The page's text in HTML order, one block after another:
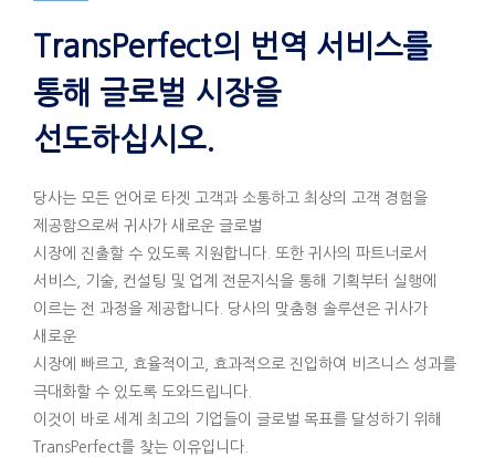
TransPerfect의 번역 서비스를
통해 글로벌 시장을
선도하십시오.
당사는 모든 언어로 타겟 고객과 소통하고 최상의 고객 경험을
제공함으로써 귀사가 새로운 글로벌
시장에 진출할 수 있도록 지원합니다. 또한 귀사의 파트너로서
서비스, 기술, 컨설팅 및 업계 전문지식을 통해 기획부터 실행에
이르는 전 과정을 제공합니다. 당사의 맞춤형 솔루션은 귀사가
새로운
시장에 빠르고, 효율적이고, 효과적으로 진입하여 비즈니스 성과를
극대화할 수 있도록 도와드립니다.
이것이 바로 세계 최고의 기업들이 글로벌 목표를 달성하기 위해
TransPerfect를 찾는 이유입니다.